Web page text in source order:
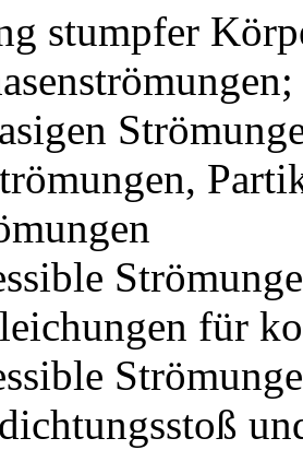
stumpfer
für